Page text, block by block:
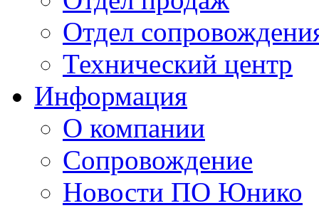
Отдел
Технический центр
Информация
О компании
Сопровождение
Новости ПО Юнико